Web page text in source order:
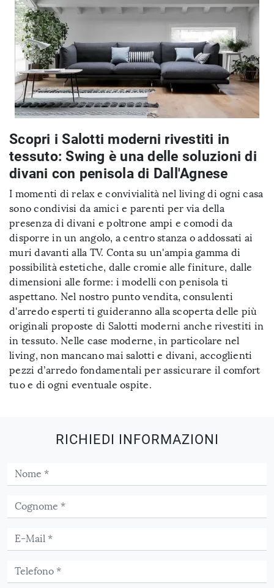
Scopri i Salotti moderni rivestiti in
tessuto: Swing è una delle soluzioni di
divani con penisola di Dall'Agnese
I momenti di relax e convivialità nel living di ogni casa
sono condivisi da amici e parenti per via della
presenza di divani e poltrone ampi e comodi da
disporre in un angolo, a centro stanza o addossati ai
muri davanti alla TV. Conta su un'ampia gamma di
possibilità estetiche, dalle cromie alle finiture, dalle
dimensioni alle forme: i modelli con penisola ti
aspettano. Nel nostro punto vendita, consulenti
d'arredo esperti ti guideranno alla scoperta delle più
originali proposte di Salotti moderni anche rivestiti in
in tessuto. Nelle case moderne, in particolare nel
living, non mancano mai salotti e divani, accoglienti
pezzi d’arredo fondamentali per assicurare il comfort
tuo e di ogni eventuale ospite.
RICHIEDI INFORMAZIONI